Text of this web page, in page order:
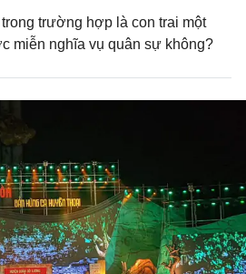
trường hợp là con trai một
miễn nghĩa vụ quân sự không?